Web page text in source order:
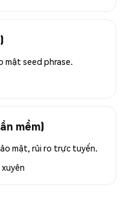
mật seed phrase.
mềm)
mật, rủi ro trực tuyến.